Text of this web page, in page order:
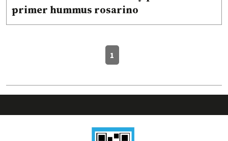
primer hummus rosarino
1